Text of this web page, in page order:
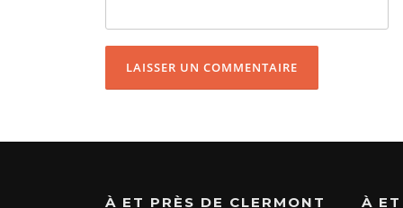
À ET PRÈS DE CLERMONT À ET